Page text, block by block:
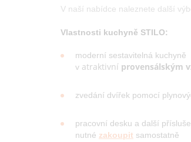
V naší nabídce naleznete další
Vlastnosti kuchyně STILO:
moderní sestavitelná kuchyně
v atraktivní provensálským
zvedání dvířek pomocí
pracovní desku a další
nutné zakoupit samostatně